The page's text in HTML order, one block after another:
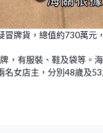
L
o
a
d
9
3
7
冒牌貨，總值約730萬元
，有服裝、鞋及袋等。
女店主，分別48歲及